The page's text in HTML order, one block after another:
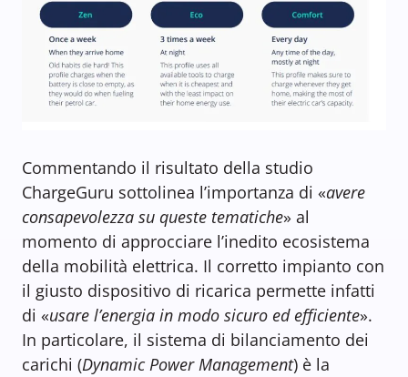
Commentando il risultato della studio
ChargeGuru sottolinea l’importanza di «avere
consapevolezza su queste tematiche» al
momento di approcciare l’inedito ecosistema
della mobilità elettrica. Il corretto impianto con
il giusto dispositivo di ricarica permette infatti
di «usare l’energia in modo sicuro ed efficiente».
In particolare, il sistema di bilanciamento dei
carichi (Dynamic Power Management) è la